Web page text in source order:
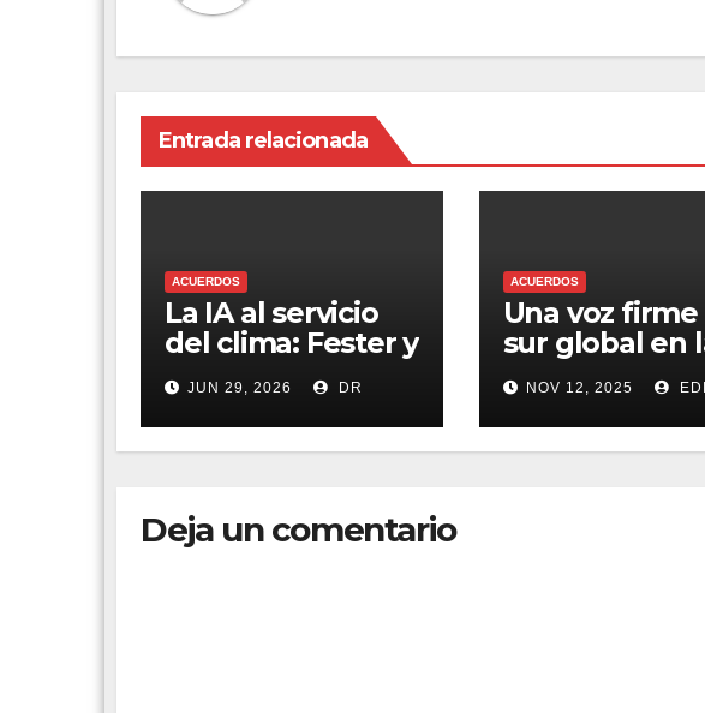
Entrada relacionada
ACUERDOS
La IA al servicio
del clima: Fester y
Google impulsan
una solución para
enfriar México
JUN 29, 2026 DR
ACUERDOS
Una voz firme
sur global en
COP30
NOV 12, 2025
Deja un comentario